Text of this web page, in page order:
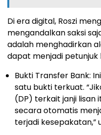
Di era digital, Roszi
mengandalkan saksi
adalah menghadirkan
dapat menjadi petunjuk
Bukti Transfer Bank:
satu bukti terkuat.
(DP) terkait janji lisan
secara otomatis
terjadi kesepakatan,”